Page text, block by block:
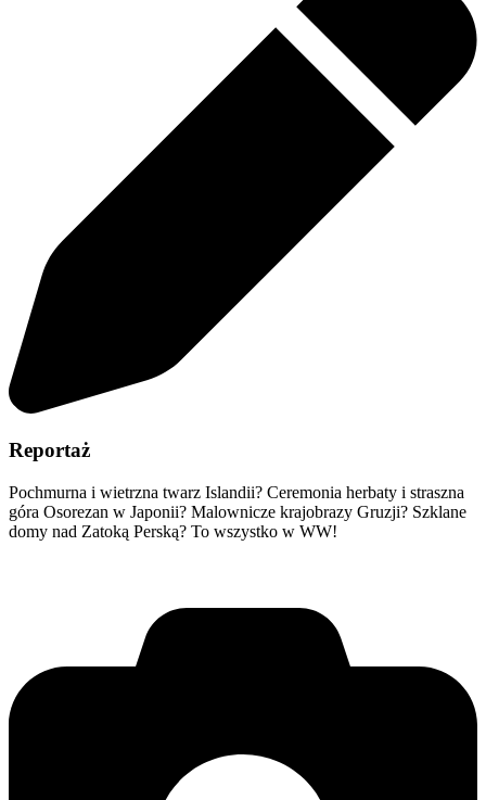
Reportaż
Pochmurna i wietrzna twarz Islandii? Ceremonia herbaty i straszna
góra Osorezan w Japonii? Malownicze krajobrazy Gruzji? Szklane
domy nad Zatoką Perską? To wszystko w WW!